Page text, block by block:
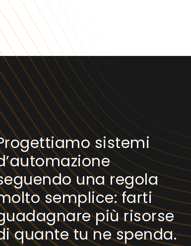
sistemi
una regola
semplice: farti
più risorse
quante tu ne spenda.